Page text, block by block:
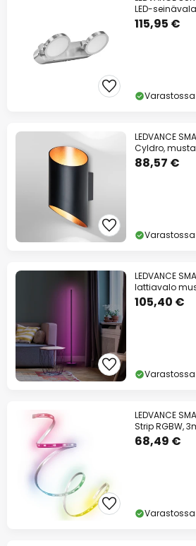
LED-
115,95 €
Varastossa
LEDVANCE
Cyldro, musta
88,57 €
Varastossa
LEDVANCE
lattiavalo
105,40 €
Varastossa
LEDVANCE
Strip RGBW,
68,49 €
Varastossa